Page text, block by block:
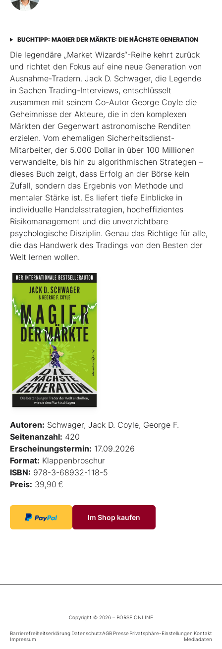
BUCHTIPP: MAGIER DER MÄRKTE: DIE NÄCHSTE GENERATION
Die legendäre „Market Wizards“-Reihe kehrt zurück
und richtet den Fokus auf eine neue Generation von
Ausnahme-Tradern. Jack D. Schwager, die Legende
in Sachen Trading-Interviews, entschlüsselt
zusammen mit seinem Co-Autor George Coyle die
Geheimnisse der Akteure, die in den komplexen
Märkten der Gegenwart astronomische Renditen
erzielen. Vom ehemaligen Sicherheitsdienst-
Mitarbeiter, der 5.000 Dollar in über 100 Millionen
verwandelte, bis hin zu algorithmischen Strategen –
dieses Buch zeigt, dass Erfolg an der Börse kein
Zufall, sondern das Ergebnis von Methode und
mentaler Stärke ist. Es liefert tiefe Einblicke in
individuelle Handelsstrategien, hocheffizientes
Risikomanagement und die unverzichtbare
psychologische Diszi­plin. Genau das Richtige für alle,
die das Handwerk des Tradings von den Besten der
Welt lernen wollen.
Autoren: Schwager, Jack D. Coyle, George F.
Seitenanzahl: 420
Erscheinungstermin: 17.09.2026
Format: Klappenbroschur
ISBN: 978-3-68932-118-5
Preis: 39,90 €
Im Shop kaufen
Copyright © 2026 – BÖRSE ONLINE
Barrierefreiheitserklärung DatenschutzAGB PressePrivatsphäre-Einstellungen Kontakt
Impressum
Mediadaten